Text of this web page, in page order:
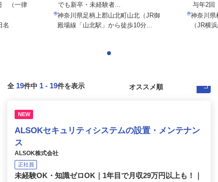
（一律
名
でも新卒・未経験者...
神奈川県足柄上郡山北町山北（JR御
殿場線「山北駅」から徒歩10分...
与年2回
神奈川県
（JR横
全 19件中 1 - 19件を表示
NEW
ALSOKセキュリティシステムの設置・メンテナン
ス
ALSOK株式会社
正社員
未経験OK・知識ゼロOK｜1年目で月収29万円以上も！｜